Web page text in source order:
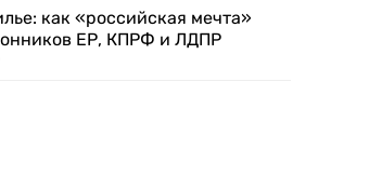
как «российская мечта»
ЕР, КПРФ и ЛДПР